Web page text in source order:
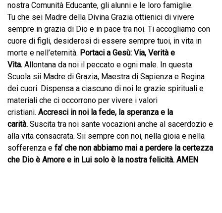
nostra Comunità Educante, gli alunni e le loro famiglie.
Tu che sei Madre della Divina Grazia ottienici di vivere
sempre in grazia di Dio e in pace tra noi. Ti accogliamo con
cuore di figli, desiderosi di essere sempre tuoi, in vita in
morte e nell’eternità. Portaci a Gesù: Via, Verità e
Vita. Allontana da noi il peccato e ogni male. In questa
Scuola sii Madre di Grazia, Maestra di Sapienza e Regina
dei cuori. Dispensa a ciascuno di noi le grazie spirituali e
materiali che ci occorrono per vivere i valori
cristiani. Accresci in noi la fede, la speranza e la
carità. Suscita tra noi sante vocazioni anche al sacerdozio e
alla vita consacrata. Sii sempre con noi, nella gioia e nella
sofferenza e fa’ che non abbiamo mai a perdere la certezza
che Dio è Amore e in Lui solo è la nostra felicità. AMEN